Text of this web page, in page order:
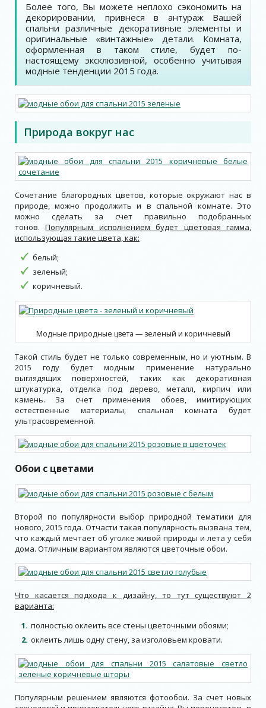
Более того, Вы можете неплохо сэкономить на
декорировании, привнеся в антураж Вашей
спальни различные декоративные элементы и
оригинальные «винтажные» детали. Комната,
оформленная в таком стиле, будет по-
настоящему эксклюзивной, особенно учитывая
модные тенденции 2015 года.
Природа вокруг нас
Сочетание благородных цветов, которые окружают нас в
природе, можно продолжить и в спальной комнате. Это
можно сделать за счет правильно подобранных
тонов.Популярным исполнением будет цветовая гамма,
использующая такие цвета, как:
белый;
зеленый;
коричневый.
Модные природные цвета — зеленый и коричневый
Такой стиль будет не только современным, но и уютным. В
2015 году будет модным применение натурально
выглядящих поверхностей, таких как декоративная
штукатурка, отделка под дерево, металл, кирпич или
камень. За счет применения обоев, имитирующих
естественные материалы, спальная комната будет
ультрасовременной.
Обои с цветами
Второй по популярности выбор природной тематики для
нового, 2015 года. Отчасти такая популярность вызвана тем,
что каждый мечтает об уголке живой природы и лета у себя
дома. Отличным вариантом являются цветочные обои.
Что касается подхода к дизайну, то тут существуют 2
варианта:
полностью оклеить все стены цветочными обоями;
оклеить лишь одну стену, за изголовьем кровати.
Популярным решением являются фотообои. За счет новых